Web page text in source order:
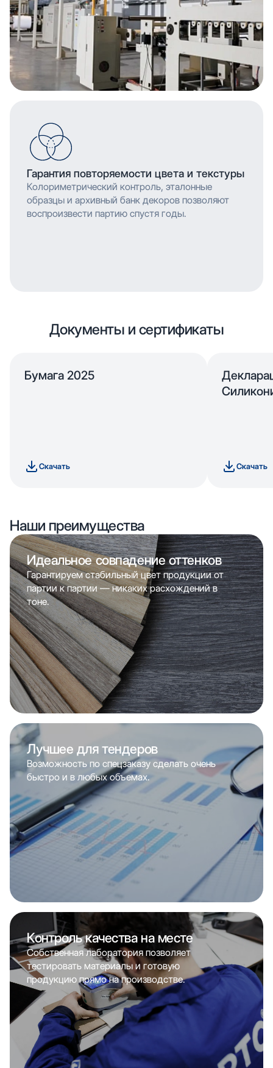
Гарантия повторяемости цвета и текстуры
Колориметрический контроль, эталонные
образцы и архивный банк декоров позволяют
воспроизвести партию спустя годы.
Документы и сертификаты
Бумага 2025
Скачать Скачать
Наши преимущества
Идеальное совпадение оттенков
Гарантируем стабильный цвет продукции от
партии к партии — никаких расхождений в
тоне.
Лучшее для тендеров
Возможность по спецзаказу сделать очень
быстро и в любых объемах.
Контроль качества на месте
Собственная лаборатория позволяет
тестировать материалы и готовую
продукцию прямо на производстве.